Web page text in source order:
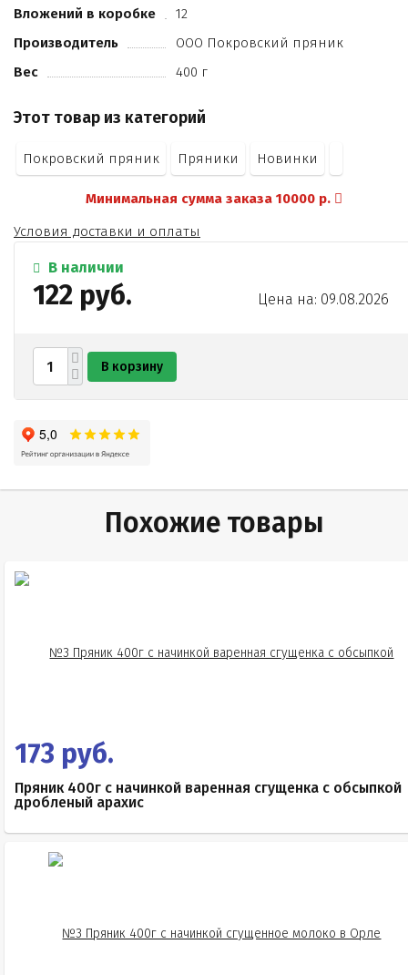
соль.
Вложений в коробке
12
Производитель
ООО Покровский пряник
Вес
400 г
Этот товар из категорий
Покровский пряник Пряники Новинки
Минимальная сумма заказа 10000 р.
Условия доставки и оплаты
В наличии
122 руб. Цена на: 09.08.2026
В корзину
Похожие товары
173 руб.
Пряник 400г с начинкой варенная сгущенка с обсыпкой
дробленый арахис